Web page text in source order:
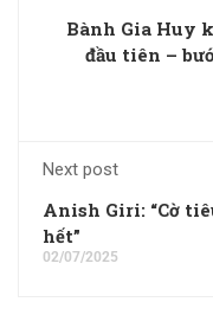
Bành Gia Huy
đầu tiên –
Next post
Anish Giri: “Cờ
hết”
02/07/2025